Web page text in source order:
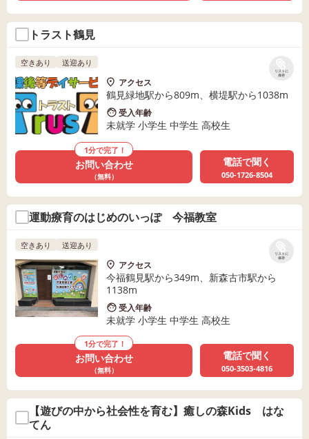
トラスト鶴見
リストに
保存
空きあり 送迎あり
アクセス
鶴見緑地駅から809m、横堤駅から1038m
受入年齢
未就学 小学生 中学生 高校生
1分で完了！
お問い合わせ
（無料）
電話で聞く
050-1726-8504
運動療育のはじめのいっぽ 今福教室
リストに
保存
空きあり 送迎あり
アクセス
今福鶴見駅から349m、新森古市駅から
1138m
受入年齢
未就学 小学生 中学生 高校生
1分で完了！
お問い合わせ
（無料）
電話で聞く
050-3503-4816
【遊びの中から社会性を育む】癒しの森Kids はな
てん